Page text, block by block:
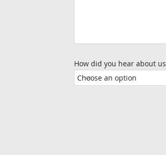
How did you hear about